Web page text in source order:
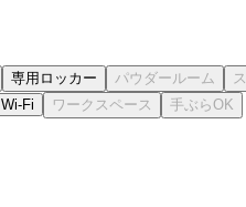
専用ロッカー
Wi-Fi